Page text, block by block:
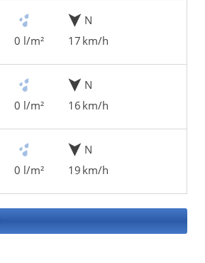
0 l/m²
N
17 km/h
0 l/m²
N
16 km/h
0 l/m²
N
19 km/h